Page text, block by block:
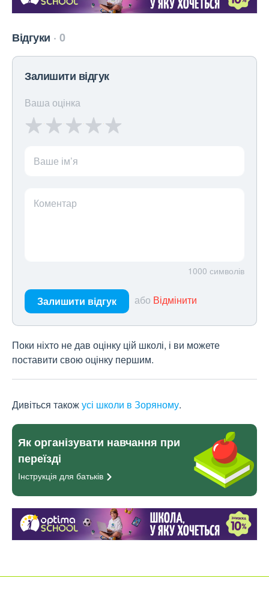
Відгуки 0
Залишити відгук
Ваша оцінка
Ваше ім’я
Коментар
1000 символів
Залишити відгук або Відмінити
Поки ніхто не дав оцінку цій школі, і ви можете
поставити свою оцінку першим.
Дивіться такожусі школи в Зоряному.
Як організувати навчання при
переїзді
Інструкція для батьків